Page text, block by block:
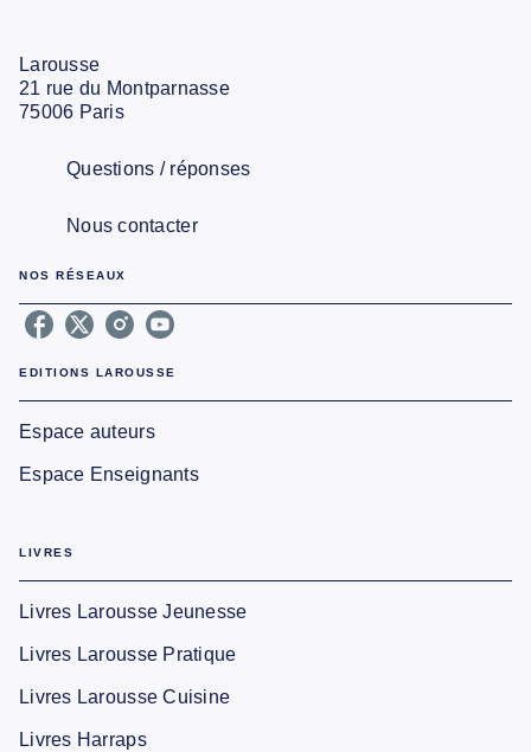
Larousse
21 rue du Montparnasse
75006 Paris
Questions / réponses
Nous contacter
NOS RÉSEAUX
EDITIONS LAROUSSE
Espace auteurs
Espace Enseignants
LIVRES
Livres Larousse Jeunesse
Livres Larousse Pratique
Livres Larousse Cuisine
Livres Harraps